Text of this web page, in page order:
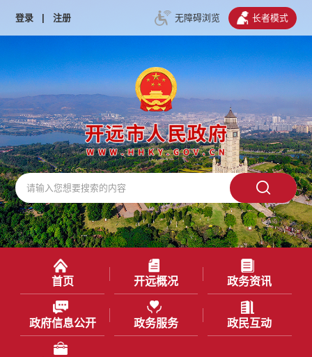
登录 | 注册 无障碍浏览 长者模式
首页 开远概况 政务资讯
政府信息公开 政务服务 政民互动